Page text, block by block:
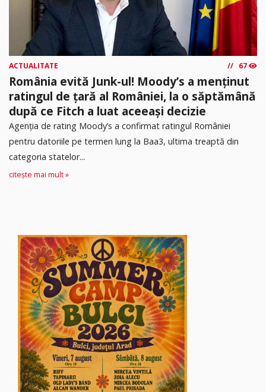
ACTUALITATE 67
România evită Junk-ul! Moody’s a menținut
ratingul de țară al României, la o săptămână
după ce Fitch a luat aceeași decizie
Agenția de rating Moody’s a confirmat ratingul României
pentru datoriile pe termen lung la Baa3, ultima treaptă din
categoria statelor...
citește mai mult »